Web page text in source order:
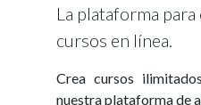
La plataforma
cursos en línea.
Crea cursos
nuestra plataforma de